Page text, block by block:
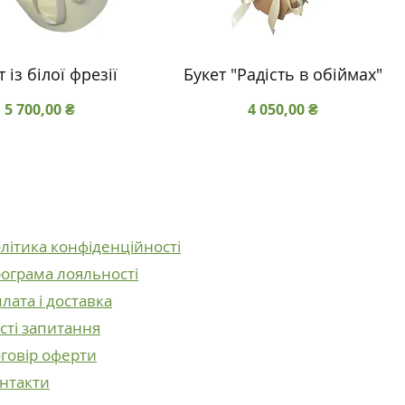
із білої фрезії
Ціна
5 700,00 ₴
Букет "Радість в обіймах"
Ціна
4 050,00 ₴
конфіденційності
лояльності
і доставка
запитання
оферти